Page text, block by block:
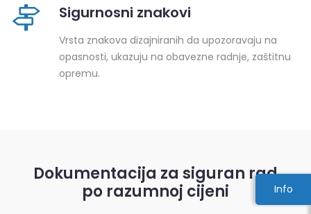
Info
Sigurnosni znakovi
Vrsta znakova dizajniranih da upozoravaju na
opasnosti, ukazuju na obavezne radnje, zaštitnu
opremu.
Dokumentacija za siguran rad
po razumnoj cijeni